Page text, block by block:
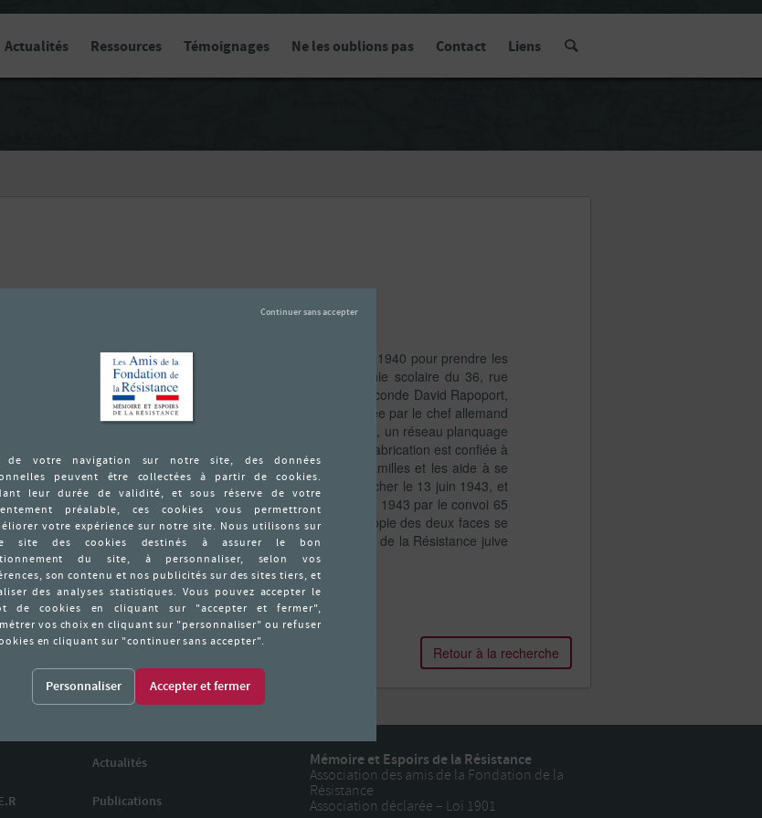
Actualités Ressources Témoignages Ne les oublions pas Contact Liens
Oks rejoint le groupe rassemblé par Léo Glaeser le 15 juin 1940 pour prendre les
en vue des difficultés qui s’annoncent. Il travaille à la colonie scolaire du 36, rue
de la rue Richer, dans le IX
arrondissement. David Oks seconde David Rapoport,
Cette organisation a refusé de faire partie de l’UGIF créée par le chef allemand
la colonie scolaire crée, sous le nom de La Mère et l’Enfant, un réseau planquage
de la zone Nord. Ils sont munis de faux papiers dont la fabrication est confiée à
dernier. La Mère et l’Enfant apporte une aide matérielle aux familles et les aide à se
dénoncée, la Gestapo envahit la cantine populaire de la rue Richer le 13 juin 1943, et
donne pas l’identité de ses collaborateurs. Déporté le 23 juin 1943 par le convoi 65
du commando de Janischow datée de 1943 dont la photocopie des deux faces se
Oks n’est pas revenu. Numéro de son dossier au Mémorial de la Résistance juive
Retour à la recherche
Actualités
Publications
Mémoire et Espoirs de la Résistance
Association des amis de la Fondation de la
Résistance
Association déclarée – Loi 1901
Personnaliser